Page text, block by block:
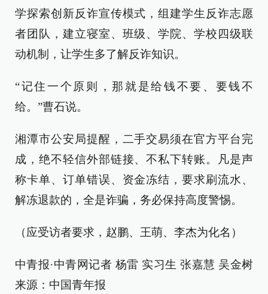
学探索创新反诈宣传模式，组建学生反诈志愿
者团队，建立寝室、班级、学院、学校四级联
动机制，让学生多了解反诈知识。
“记住一个原则，那就是给钱不要、要钱不
给。”曹石说。
湘潭市公安局提醒，二手交易须在官方平台完
成，绝不轻信外部链接、不私下转账。凡是声
称卡单、订单错误、资金冻结，要求刷流水、
解冻退款的，全是诈骗，务必保持高度警惕。
（应受访者要求，赵鹏、王萌、李杰为化名）
中青报·中青网记者 杨雷 实习生 张嘉慧 吴金树
来源：中国青年报